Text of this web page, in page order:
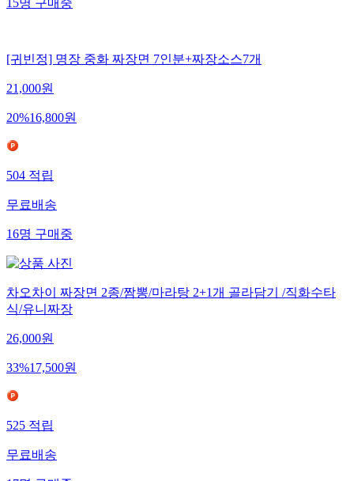
15명구매중
[귀빈정] 명장 중화 짜장면 7인분+짜장소스7개
21,000원
20%16,800원
504적립
무료배송
16명구매중
차오차이 짜장면 2종/짬뽕/마라탕 2+1개 골라담기 /직화수타
식/유니짜장
26,000원
33%17,500원
525적립
무료배송